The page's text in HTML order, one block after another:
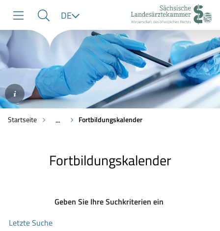
Navigation
Suche
Inhalt
DE
©AdobeStock/mojo_cp
Startseite ... Fortbildungskalender
Fortbildungskalender
Geben Sie Ihre Suchkriterien ein
Letzte Suche